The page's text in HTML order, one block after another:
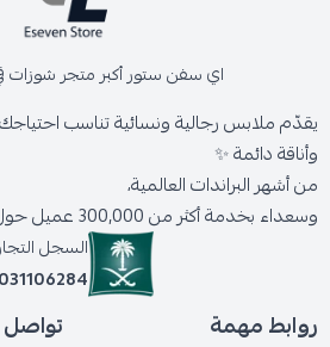
اي سفن ستور أكبر متجر شوزات
يقدّم ملابس رجالية ونسائية تناسب
وأناقة دائمة ✨
من أشهر البراندات العالمية،
وسعداء بخدمة أكثر من 300,000 عميل حول المملكة.
السجل
روابط مهمة